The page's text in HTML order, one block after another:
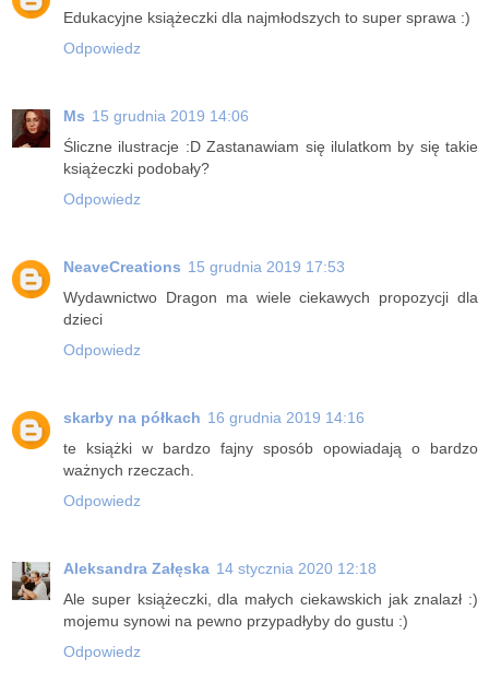
Edukacyjne książeczki dla najmłodszych to super sprawa :)
Odpowiedz
Ms 15 grudnia 2019 14:06
Śliczne ilustracje :D Zastanawiam się ilulatkom by się takie
książeczki podobały?
Odpowiedz
NeaveCreations 15 grudnia 2019 17:53
Wydawnictwo Dragon ma wiele ciekawych propozycji dla
dzieci
Odpowiedz
skarby na półkach 16 grudnia 2019 14:16
te książki w bardzo fajny sposób opowiadają o bardzo
ważnych rzeczach.
Odpowiedz
Aleksandra Załęska 14 stycznia 2020 12:18
Ale super książeczki, dla małych ciekawskich jak znalazł :)
mojemu synowi na pewno przypadłyby do gustu :)
Odpowiedz